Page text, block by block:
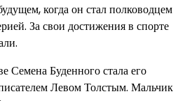
когда он стал полководцем
За свои достижения в спорте
Семена Буденного стала его
Левом Толстым. Мальчик